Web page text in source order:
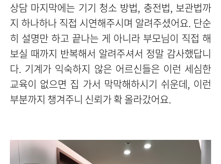
상담 마지막에는 기기 청소 방법, 충전법, 보관법까
지 하나하나 직접 시연해주시며 알려주셨어요. 단순
히 설명만 하고 끝나는 게 아니라 부모님이 직접 해
보실 때까지 반복해서 알려주셔서 정말 감사했답니
다. 기계가 익숙하지 않은 어르신들은 이런 세심한
교육이 없으면 집 가서 막막해하시기 쉬운데, 이런
부분까지 챙겨주니 신뢰가 확 올라갔어요.